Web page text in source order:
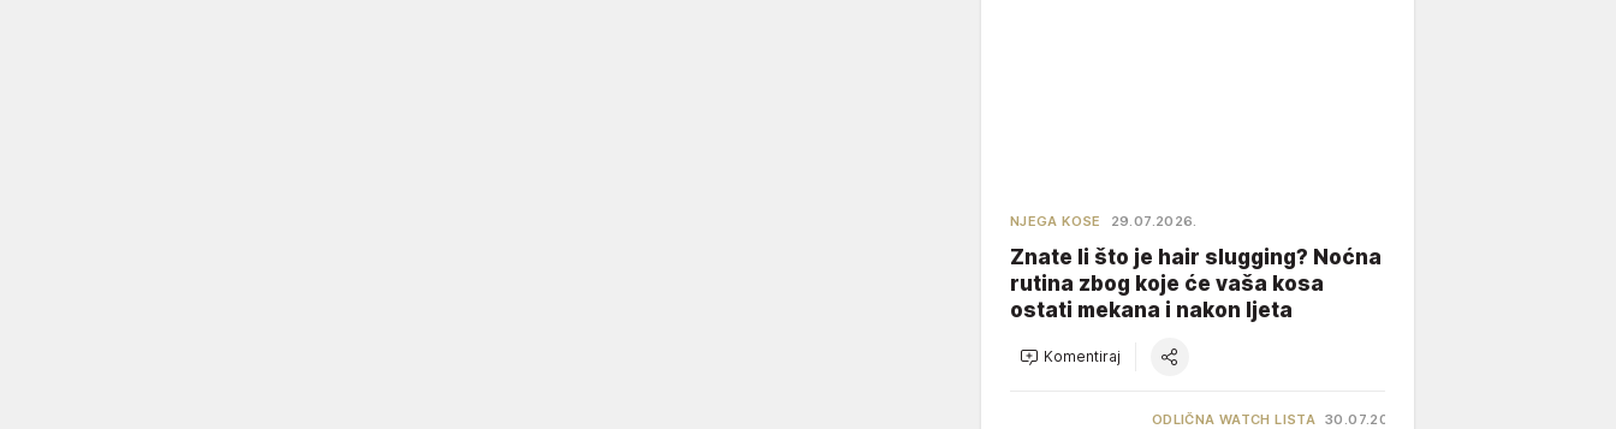
NJEGA KOSE 29.07.2026.
Znate li što je hair slugging? Noćna
rutina zbog koje će vaša kosa
ostati mekana i nakon ljeta
Komentiraj
ODLIČNA WATCH LISTA 30.07.2026.